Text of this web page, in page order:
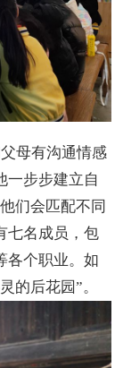
母有沟通情感
一步步建立自
们会匹配不同
七名成员，包
各个职业。如
的后花园”。